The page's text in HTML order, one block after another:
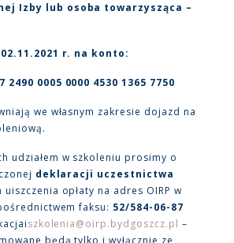
Izby lub osoba towarzysząca –
r. na konto:
2490 0005 0000 4530 1365 7750
we własnym zakresie dojazd na
udziałem w szkoleniu prosimy o
deklaracji uczestnictwa
opłaty na adres OIRP w
faksu: 52/584-06-87
szkolenia@oirp.bydgoszcz.pl –